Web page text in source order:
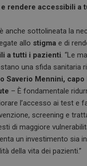
rendere accessibili a
anche sottolineata la
allo stigma e di
a tutti i pazienti. “Le
una sfida sanitaria
Saverio Mennini, capo
– È fondamentale
l’accesso ai test e
screening e
di maggiore
un investimento sia
della vita dei pazienti.”